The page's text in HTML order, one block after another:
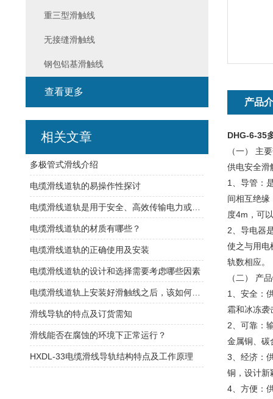
产品
DHG-6-35
（一） 主
供电安全滑
1、导管：
间相互绝缘
度4m，可
2、导电器
使之与用电
轨数相应。
（二） 产
1、安全：
霜和冰冻袭
2、可靠：
金属铜、碳
3、经济：
铜，设计新
4、方便：
重三型滑触线
无接缝滑触线
钢包铝基滑触线
查看更多
相关文章
​多极管式滑线介绍
电缆滑线道轨的易操作性探讨
电缆滑线道轨的材质有哪些？
电缆滑线道轨的正确使用及安装
电缆滑线道轨的设计和选择需要考虑哪些因素
滑线导轨的特点及订货需知
滑线能否在腐蚀的环境下正常运行？
HXDL-33电缆滑线导轨结构特点及工作原理